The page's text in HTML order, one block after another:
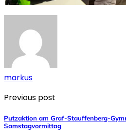
markus
Previous post
Putzaktion am Graf-Stauffenberg-
Samstagvormittag